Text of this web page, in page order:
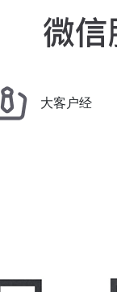
大客户经